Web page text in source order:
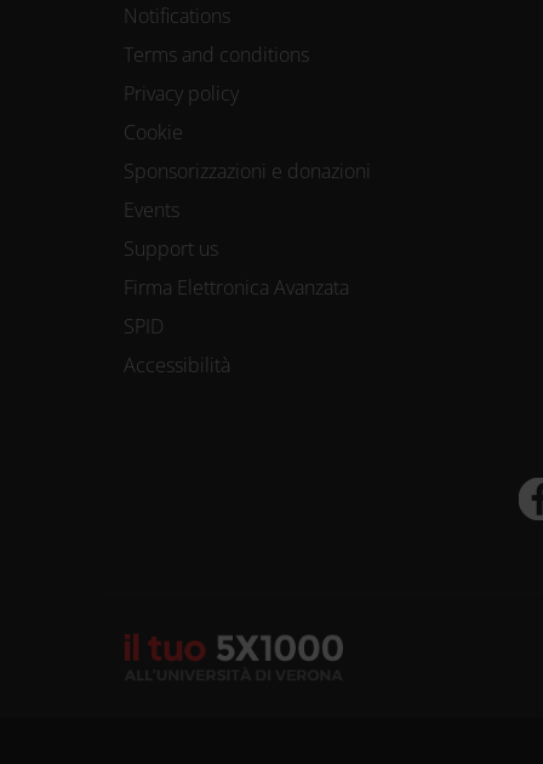
Notifications
Terms and conditions
Privacy policy
Cookie
Sponsorizzazioni e donazioni
Events
Support us
Firma Elettronica Avanzata
SPID
Accessibilità